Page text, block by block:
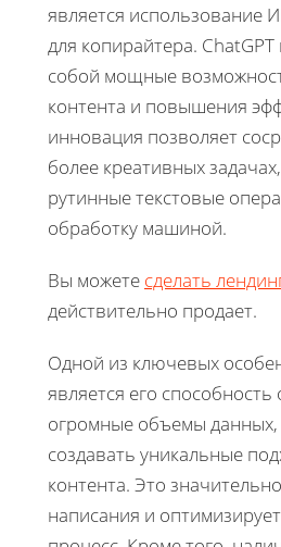
является использование
для копирайтера. ChatGPT
собой мощные
контента и повышения
инновация позволяет
более креативных
рутинные текстовые
обработку машиной.
Вы можете сделать
действительно продает.
Одной из ключевых
является его
огромные объемы данных,
создавать уникальные
контента. Это
написания и